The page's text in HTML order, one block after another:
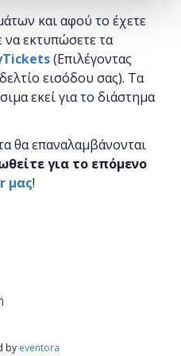
και αφού το έχετε
να εκτυπώσετε τα
(Επιλέγοντας
εισόδου σας). Τα
εκεί για το διάστημα
θα επαναλαμβάνονται
για το επόμενο
μας!
by eventora